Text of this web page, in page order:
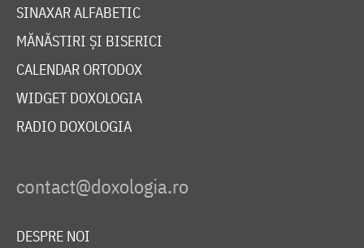
SINAXAR ALFABETIC
MĂNĂSTIRI ȘI BISERICI
CALENDAR ORTODOX
WIDGET DOXOLOGIA
RADIO DOXOLOGIA
DESPRE NOI